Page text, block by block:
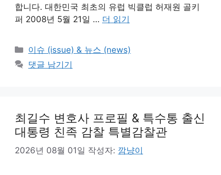
합니다. 대한민국 최초의 유럽 빅클럽 허재원 골키
퍼 2008년 5월 21일 … 더 읽기
카
테
고
이슈 (issue) & 뉴스 (news)
댓글 남기기
최길수 변호사 프로필 & 특수통 출신
대통령 친족 감찰 특별감찰관
2026년 08월 01일 작성자: 깜냥이